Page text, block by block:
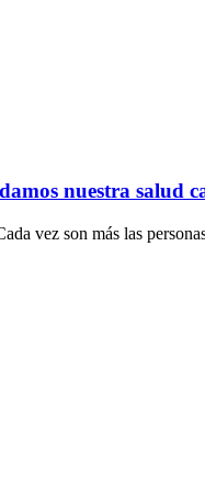
nuestra salud
vez son más las